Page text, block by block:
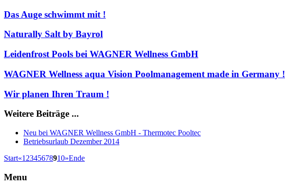
Das Auge schwimmt mit !
Naturally Salt by Bayrol
Leidenfrost Pools bei WAGNER Wellness GmbH
WAGNER Wellness aqua Vision Poolmanagement made in Germany !
Wir planen Ihren Traum !
Weitere Beiträge ...
Neu bei WAGNER Wellness GmbH - Thermotec Pooltec
Betriebsurlaub Dezember 2014
Start«1 2345678910»Ende
Menu